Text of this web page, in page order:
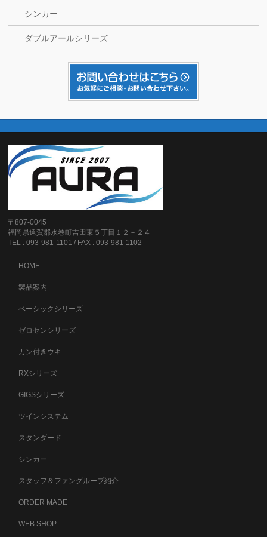
シンカー
ダブルアールシリーズ
〒807-0045
福岡県遠賀郡水巻町吉田東５丁目１２－２４
TEL : 093-981-1101 / FAX : 093-981-1102
HOME
製品案内
ベーシックシリーズ
ゼロセンシリーズ
カン付きウキ
RXシリーズ
GIGSシリーズ
ツインシステム
スタンダード
シンカー
スタッフ＆ファングループ紹介
ORDER MADE
WEB SHOP